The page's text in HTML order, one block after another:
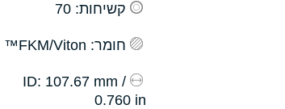
קשיחות: 70
חומר: FKM/Viton™
: 107.67 mm /
0.760 in